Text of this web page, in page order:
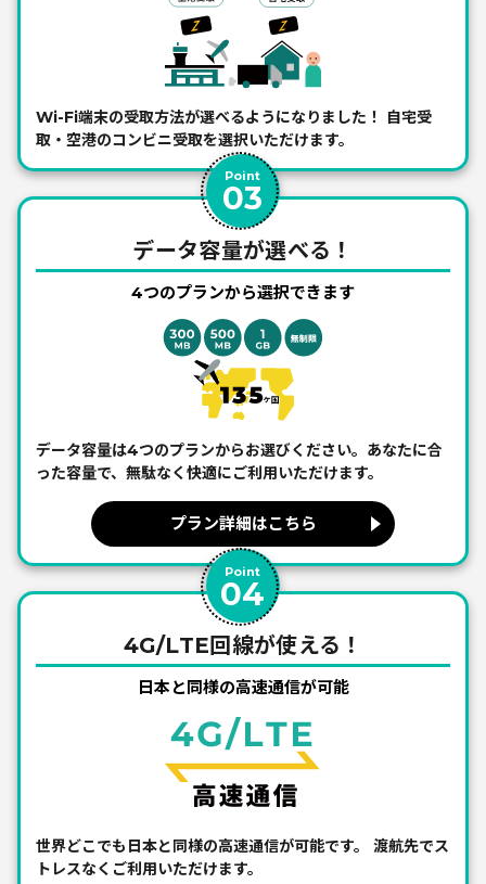
Wi-Fi端末の受取方法が選べるようになりました！
自宅受
取・空港のコンビニ受取を選択いただけます。
Point
03
データ容量が選べる！
4つのプランから選択できます
データ容量は4つのプランからお選びください。あなたに合
った容量で、 無駄なく快適にご利用いただけます。
プラン詳細はこちら
Point
04
4G/LTE回線が使える！
日本と同様の高速通信が可能
世界どこでも日本と同様の高速通信が可能です。
渡航先でス
トレスなくご利用いただけます。